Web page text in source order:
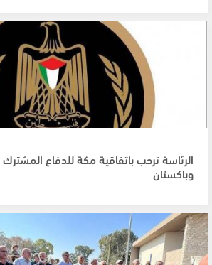
الرئاسة ترحب باتفاقية مكة للدفاع المشترك
وباكستان